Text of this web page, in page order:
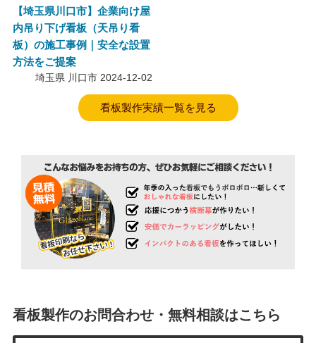
【埼玉県川口市】企業向け屋
内吊り下げ看板（天吊り看
板）の施工事例｜安全な設置
方法をご提案
埼玉県 川口市 2024-12-02
看板製作実績一覧を見る
看板製作のお問合わせ・無料相談はこちら